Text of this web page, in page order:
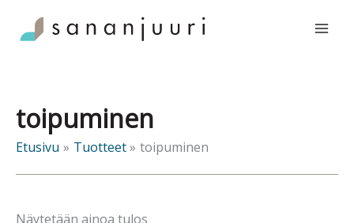
sisältöön
toipuminen
Etusivu Tuotteet toipuminen
Näytetään ainoa tulos